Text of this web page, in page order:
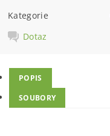
Kategorie
Dotaz
POPIS
SOUBORY